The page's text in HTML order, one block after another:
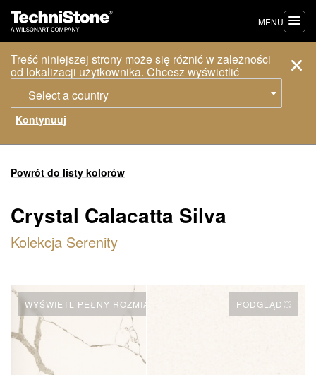
Treść niniejszej strony może się różnić w zależności
od lokalizacji użytkownika. Chcesz wyświetlić
Select a country
MENU
Powrót do listy kolorów
Crystal Calacatta Silva
Kolekcja Serenity
WYŚWIETL PEŁNY ROZMIAR PŁYTY PODGLĄD